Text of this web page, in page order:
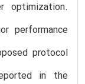
optimization.
performance
protocol
in the